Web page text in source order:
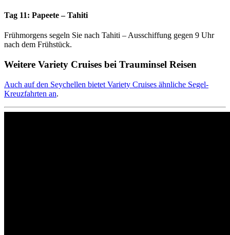
Tag 11: Papeete – Tahiti
Frühmorgens segeln Sie nach Tahiti – Ausschiffung gegen 9 Uhr
nach dem Frühstück.
Weitere Variety Cruises bei Trauminsel Reisen
Auch auf den Seychellen bietet Variety Cruises ähnliche Segel-
Kreuzfahrten an.